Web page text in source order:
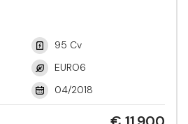
95 Cv
EURO6
04/2018